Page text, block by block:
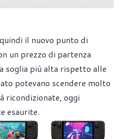
il nuovo punto di
un prezzo di partenza
soglia più alta rispetto alle
potevano scendere molto
ricondizionate, oggi
esaurite.